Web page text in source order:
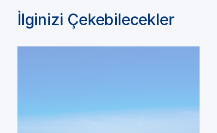
İlginizi Çekebilecekler